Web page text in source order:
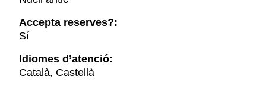
Accepta reserves?:
Sí
Idiomes d’atenció:
Català, Castellà